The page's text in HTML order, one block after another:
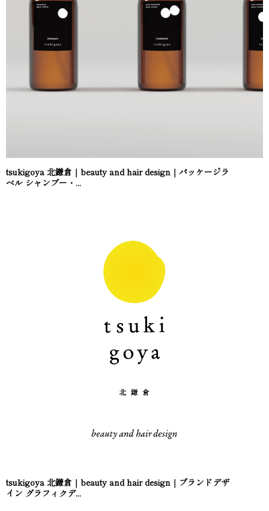
tsukigoya 北鎌倉｜beauty and hair design｜パッケージラ
ベル シャンプー・...
tsukigoya 北鎌倉｜beauty and hair design｜ブランドデザ
イン グラフィクデ...